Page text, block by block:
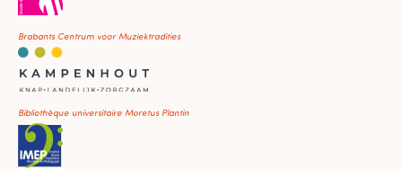
Brabants Centrum voor Muziektradities
Bibliothèque universitaire Moretus Plantin